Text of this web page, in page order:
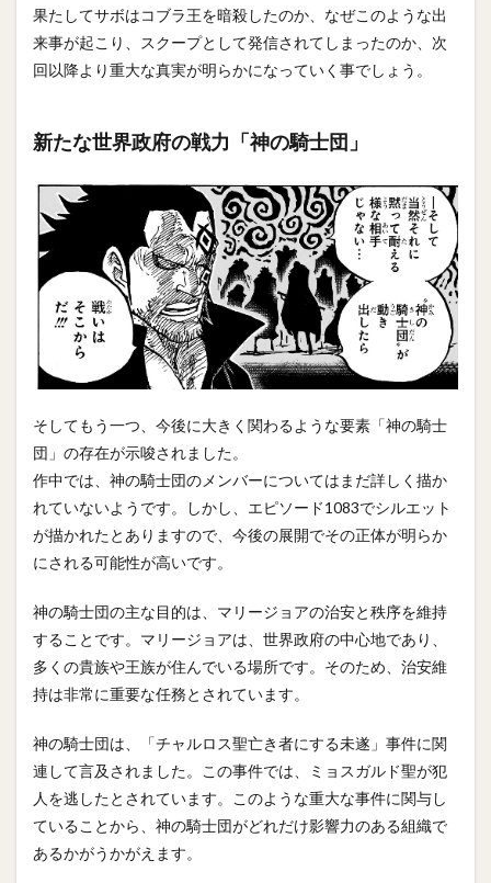
果たしてサボはコブラ王を暗殺したのか、なぜこのような出
来事が起こり、スクープとして発信されてしまったのか、次
回以降より重大な真実が明らかになっていく事でしょう。
新たな世界政府の戦力「神の騎士団」
そしてもう一つ、今後に大きく関わるような要素「神の騎士
団」の存在が示唆されました。
作中では、神の騎士団のメンバーについてはまだ詳しく描か
れていないようです。しかし、エピソード1083でシルエット
が描かれたとありますので、今後の展開でその正体が明らか
にされる可能性が高いです。
神の騎士団の主な目的は、マリージョアの治安と秩序を維持
することです。マリージョアは、世界政府の中心地であり、
多くの貴族や王族が住んでいる場所です。そのため、治安維
持は非常に重要な任務とされています。
神の騎士団は、「チャルロス聖亡き者にする未遂」事件に関
連して言及されました。この事件では、ミョスガルド聖が犯
人を逃したとされています。このような重大な事件に関与し
ていることから、神の騎士団がどれだけ影響力のある組織で
あるかがうかがえます。